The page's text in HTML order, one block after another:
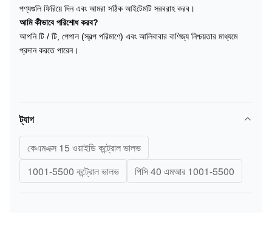
পণ্যগুলি ফিরিয়ে দিন এবং আমরা সঠিক আইটেমটি সরবরাহ করব।
আমি কীভাবে পরিশোধ করব?
আপনি টি / টি, পেপাল (স্বল্প পরিমাণে) এবং আলিবাবার বাণিজ্য নিশ্চয়তার মাধ্যমে
প্রদান করতে পারেন।
ট্যাগ
কেএমএক্স 15 ওয়াইডি কন্ট্রোল ভালভ
1001-5500 কন্ট্রোল ভালভ
পিসি 40 এমআর 1001-5500